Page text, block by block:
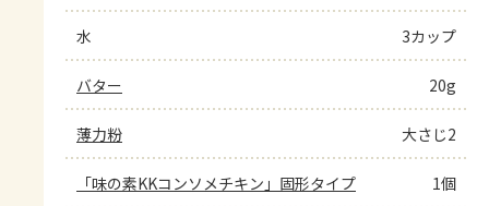
水 3カップ
バター 20g
薄力粉 大さじ2
「味の素KKコンソメチキン」固形タイプ 1個